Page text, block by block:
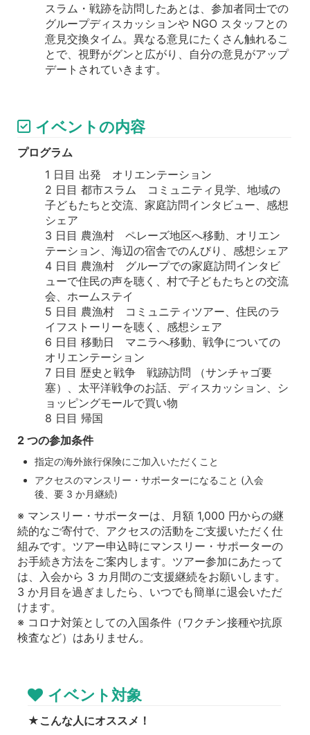
スラム・戦跡を訪問したあとは、参加者同士での
グループディスカッションや NGO スタッフとの
意見交換タイム。異なる意見にたくさん触れるこ
とで、視野がグンと広がり、自分の意見がアップ
デートされていきます。
イベントの内容
プログラム
1 日目 出発 オリエンテーション
2 日目 都市スラム コミュニティ見学、地域の
子どもたちと交流、家庭訪問インタビュー、感想
シェア
3 日目 農漁村 ペレーズ地区へ移動、オリエン
テーション、海辺の宿舎でのんびり、感想シェア
4 日目 農漁村 グループでの家庭訪問インタビ
ューで住民の声を聴く、村で子どもたちとの交流
会、ホームステイ
5 日目 農漁村 コミュニティツアー、住民のラ
イフストーリーを聴く、感想シェア
6 日目 移動日 マニラへ移動、戦争についての
オリエンテーション
7 日目 歴史と戦争 戦跡訪問 （サンチャゴ要
塞）、太平洋戦争のお話、ディスカッション、シ
ョッピングモールで買い物
8 日目 帰国
2 つの参加条件
指定の海外旅行保険にご加入いただくこと
アクセスのマンスリー・サポーターになること (入会
後、要 3 か月継続)
※ マンスリー・サポーターは、月額 1,000 円からの継
続的なご寄付で、アクセスの活動をご支援いただく仕
組みです。ツアー申込時にマンスリー・サポーターの
お手続き方法をご案内します。ツアー参加にあたって
は、入会から 3 カ月間のご支援継続をお願いします。
3 か月目を過ぎましたら、いつでも簡単に退会いただ
けます。
※ コロナ対策としての入国条件（ワクチン接種や抗原
検査など）はありません。
イベント対象
★ こんな人にオススメ！